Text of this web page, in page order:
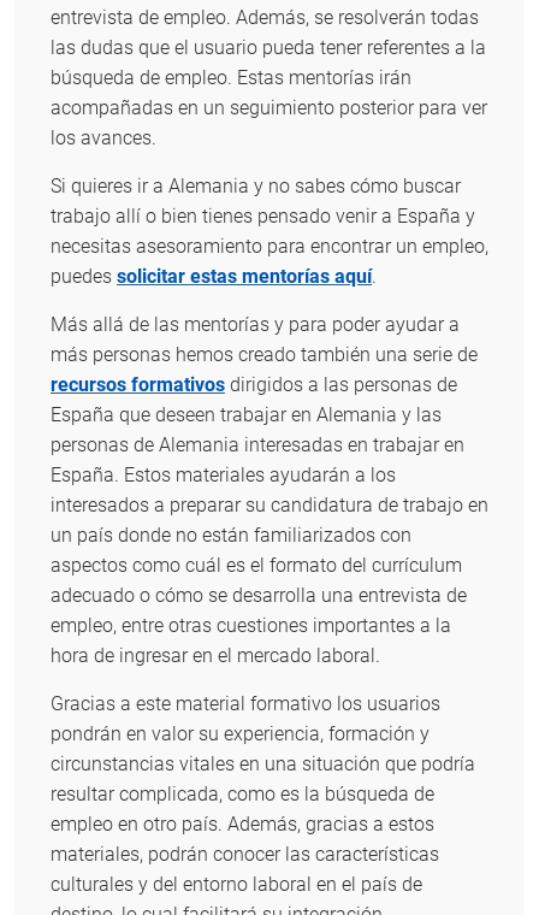
entrevista de empleo. Además, se resolverán todas
las dudas que el usuario pueda tener referentes a la
búsqueda de empleo. Estas mentorías irán
acompañadas en un seguimiento posterior para ver
los avances.
Si quieres ir a Alemania y no sabes cómo buscar
trabajo allí o bien tienes pensado venir a España y
necesitas asesoramiento para encontrar un empleo,
puedes solicitar estas mentorías aquí.
Más allá de las mentorías y para poder ayudar a
más personas hemos creado también una serie de
recursos formativos dirigidos a las personas de
España que deseen trabajar en Alemania y las
personas de Alemania interesadas en trabajar en
España. Estos materiales ayudarán a los
interesados a preparar su candidatura de trabajo en
un país donde no están familiarizados con
aspectos como cuál es el formato del currículum
adecuado o cómo se desarrolla una entrevista de
empleo, entre otras cuestiones importantes a la
hora de ingresar en el mercado laboral.
Gracias a este material formativo los usuarios
pondrán en valor su experiencia, formación y
circunstancias vitales en una situación que podría
resultar complicada, como es la búsqueda de
empleo en otro país. Además, gracias a estos
materiales, podrán conocer las características
culturales y del entorno laboral en el país de